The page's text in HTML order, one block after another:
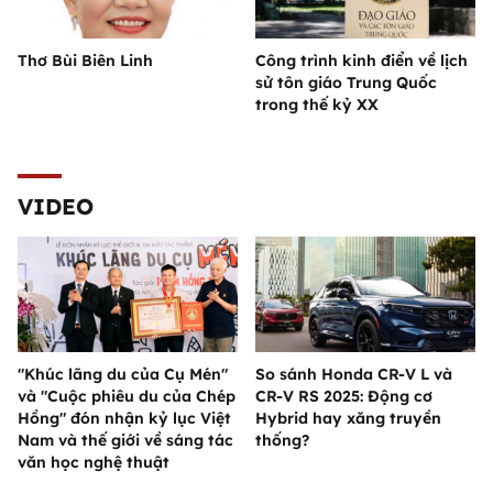
Thơ Bùi Biên Linh
Công trình kinh điển về lịch
sử tôn giáo Trung Quốc
trong thế kỷ XX
VIDEO
"Khúc lãng du của Cụ Mén"
và "Cuộc phiêu du của Chép
Hồng" đón nhận kỷ lục Việt
Nam và thế giới về sáng tác
văn học nghệ thuật
So sánh Honda CR-V L và
CR-V RS 2025: Động cơ
Hybrid hay xăng truyền
thống?